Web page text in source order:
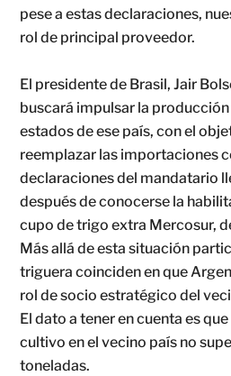
pese a estas declaraciones,
rol de principal proveedor.
El presidente de Brasil, Jair
buscará impulsar la
estados de ese país, con el
reemplazar las importaciones
declaraciones del mandatario
después de conocerse la
cupo de trigo extra Mercosur,
Más allá de esta situación
triguera coinciden en que
rol de socio estratégico del
El dato a tener en cuenta es
cultivo en el vecino país no
toneladas.